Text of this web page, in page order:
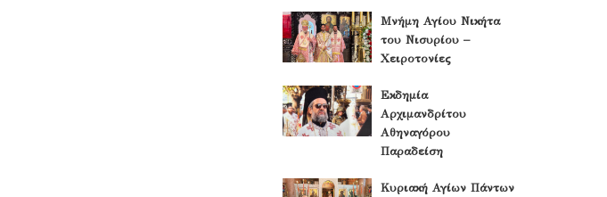
Μνήμη Αγίου Νικήτα
του Νισυρίου –
Χειροτονίες
Εκδημία
Αρχιμανδρίτου
Αθηναγόρου
Παραδείση
Κυριακή Αγίων Πάντων